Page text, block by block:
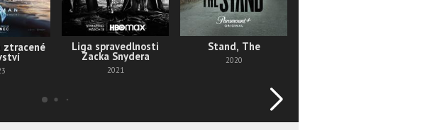
ztracené Liga spravedlnosti
Zacka Snydera
2021
Stand, The
2020